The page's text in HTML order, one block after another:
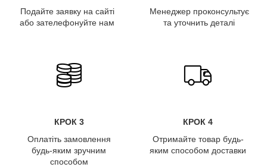
Подайте заявку на сайті
або зателефонуйте нам
Менеджер проконсультує
та уточнить деталі
КРОК 3
КРОК 4
Оплатіть замовлення
будь-яким зручним
способом
Отримайте товар будь-
яким способом доставки